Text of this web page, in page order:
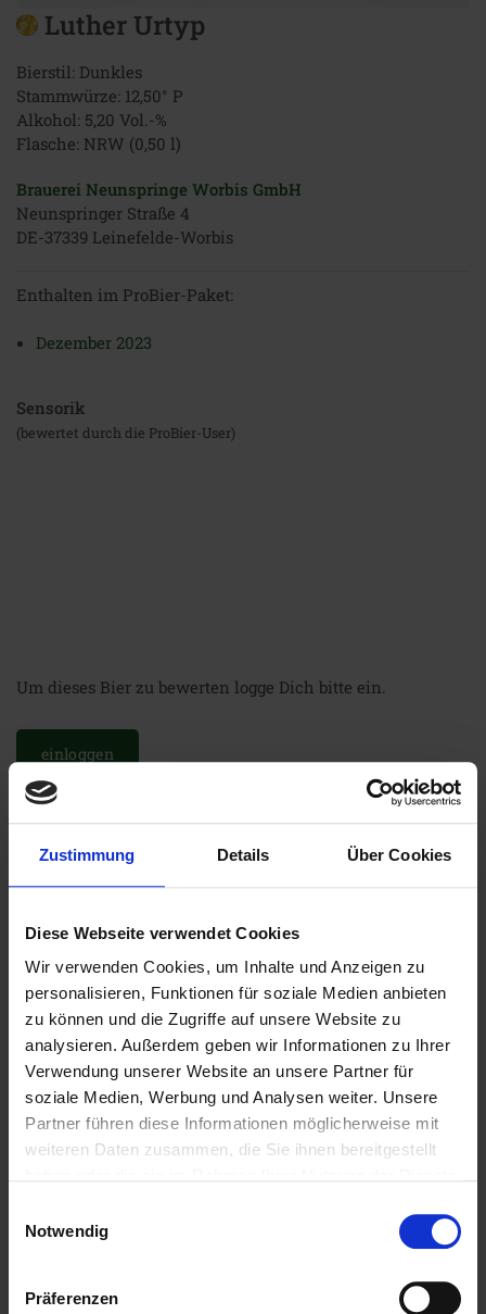
Zustimmung Details Über Cookies
Diese Webseite verwendet Cookies
Wir verwenden Cookies, um Inhalte und Anzeigen zu
personalisieren, Funktionen für soziale Medien anbieten
zu können und die Zugriffe auf unsere Website zu
analysieren. Außerdem geben wir Informationen zu Ihrer
Verwendung unserer Website an unsere Partner für
soziale Medien, Werbung und Analysen weiter. Unsere
Partner führen diese Informationen möglicherweise mit
weiteren Daten zusammen, die Sie ihnen bereitgestellt
Notwendig
Präferenzen
Luther Urtyp
Bierstil: Dunkles
Stammwürze: 12,50° P
Alkohol: 5,20 Vol.-%
Flasche: NRW (0,50 l)
Brauerei Neunspringe Worbis GmbH
Neunspringer Straße 4
DE-37339 Leinefelde-Worbis
Enthalten im ProBier-Paket:
Dezember 2023
Sensorik
(bewertet durch die ProBier-User)
Um dieses Bier zu bewerten logge Dich bitte ein.
einloggen
Weitere Biere der Brauerei
Dunkles